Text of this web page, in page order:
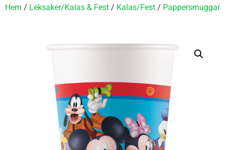
Hem / Leksaker/Kalas & Fest / Kalas/Fest / Pappersmuggar/